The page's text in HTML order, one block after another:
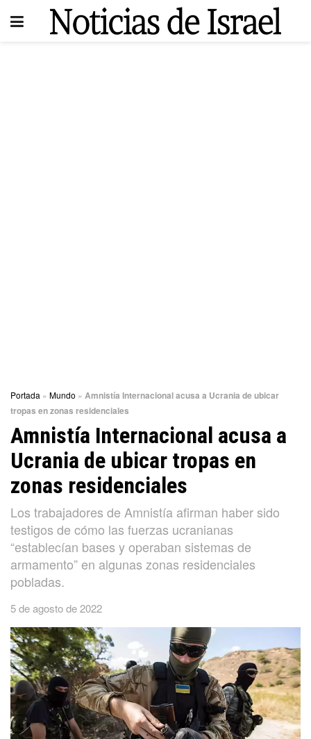
Portada » Mundo » Amnistía Internacional acusa a Ucrania de ubicar
tropas en zonas residenciales
Amnistía Internacional acusa a
Ucrania de ubicar tropas en
zonas residenciales
Los trabajadores de Amnistía afirman haber sido
testigos de cómo las fuerzas ucranianas
“establecían bases y operaban sistemas de
armamento” en algunas zonas residenciales
pobladas.
5 de agosto de 2022